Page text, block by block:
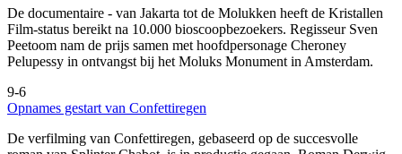
De documentaire - van Jakarta tot de Molukken heeft de Kristallen
Film-status bereikt na 10.000 bioscoopbezoekers. Regisseur Sven
Peetoom nam de prijs samen met hoofdpersonage Cheroney
Pelupessy in ontvangst bij het Moluks Monument in Amsterdam.
9-6
Opnames gestart van Confettiregen
De verfilming van Confettiregen, gebaseerd op de succesvolle